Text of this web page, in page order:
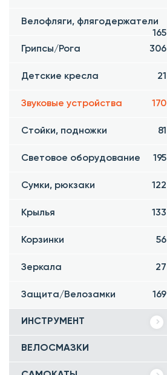
Велофляги, флягодержатели
165
Грипсы/Рога
306
Детские кресла 21
Звуковые устройства 170
Стойки, подножки 81
Световое оборудование 195
Сумки, рюкзаки 122
Крылья 133
Корзинки 56
Зеркала 27
Защита/Велозамки 169
ИНСТРУМЕНТ
ВЕЛОСМАЗКИ